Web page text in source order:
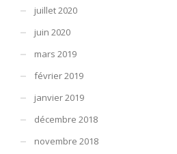
juillet 2020
juin 2020
mars 2019
février 2019
janvier 2019
décembre 2018
novembre 2018